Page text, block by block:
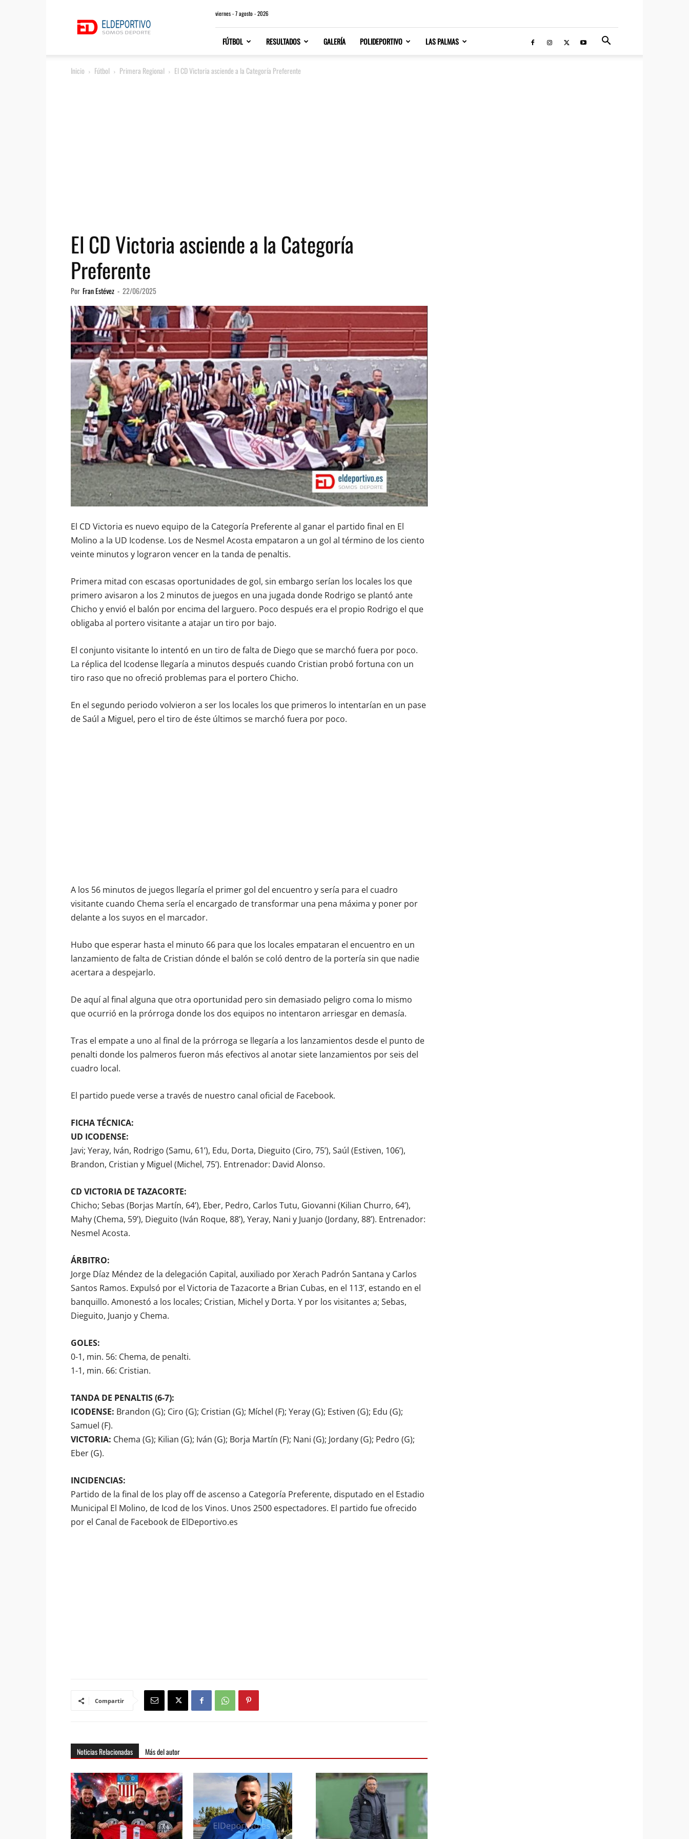
viernes - 7 agosto - 2026
FÚTBOL RESULTADOS GALERÍA POLIDEPORTIVO LAS PALMAS
Inicio Fútbol Primera Regional El CD Victoria asciende a la Categoría Preferente
El CD Victoria asciende a la Categoría
Preferente
Por Fran Estévez - 22/06/2025
El CD Victoria es nuevo equipo de la Categoría Preferente al ganar el partido final en El
Molino a la UD Icodense. Los de Nesmel Acosta empataron a un gol al término de los ciento
veinte minutos y lograron vencer en la tanda de penaltis.
Primera mitad con escasas oportunidades de gol, sin embargo serían los locales los que
primero avisaron a los 2 minutos de juegos en una jugada donde Rodrigo se plantó ante
Chicho y envió el balón por encima del larguero. Poco después era el propio Rodrigo el que
obligaba al portero visitante a atajar un tiro por bajo.
El conjunto visitante lo intentó en un tiro de falta de Diego que se marchó fuera por poco.
La réplica del Icodense llegaría a minutos después cuando Cristian probó fortuna con un
tiro raso que no ofreció problemas para el portero Chicho.
En el segundo periodo volvieron a ser los locales los que primeros lo intentarían en un pase
de Saúl a Miguel, pero el tiro de éste últimos se marchó fuera por poco.
A los 56 minutos de juegos llegaría el primer gol del encuentro y sería para el cuadro
visitante cuando Chema sería el encargado de transformar una pena máxima y poner por
delante a los suyos en el marcador.
Hubo que esperar hasta el minuto 66 para que los locales empataran el encuentro en un
lanzamiento de falta de Cristian dónde el balón se coló dentro de la portería sin que nadie
acertara a despejarlo.
De aquí al final alguna que otra oportunidad pero sin demasiado peligro coma lo mismo
que ocurrió en la prórroga donde los dos equipos no intentaron arriesgar en demasía.
Tras el empate a uno al final de la prórroga se llegaría a los lanzamientos desde el punto de
penalti donde los palmeros fueron más efectivos al anotar siete lanzamientos por seis del
cuadro local.
El partido puede verse a través de nuestro canal oficial de Facebook.
FICHA TÉCNICA:
UD ICODENSE:
Javi; Yeray, Iván, Rodrigo (Samu, 61’), Edu, Dorta, Dieguito (Ciro, 75’), Saúl (Estiven, 106’),
Brandon, Cristian y Miguel (Michel, 75’). Entrenador: David Alonso.
CD VICTORIA DE TAZACORTE:
Chicho; Sebas (Borjas Martín, 64’), Eber, Pedro, Carlos Tutu, Giovanni (Kilian Churro, 64’),
Mahy (Chema, 59’), Dieguito (Iván Roque, 88’), Yeray, Nani y Juanjo (Jordany, 88’). Entrenador:
Nesmel Acosta.
ÁRBITRO:
Jorge Díaz Méndez de la delegación Capital, auxiliado por Xerach Padrón Santana y Carlos
Santos Ramos. Expulsó por el Victoria de Tazacorte a Brian Cubas, en el 113’, estando en el
banquillo. Amonestó a los locales; Cristian, Michel y Dorta. Y por los visitantes a; Sebas,
Dieguito, Juanjo y Chema.
GOLES:
0-1, min. 56: Chema, de penalti.
1-1, min. 66: Cristian.
TANDA DE PENALTIS (6-7):
ICODENSE: Brandon (G); Ciro (G); Cristian (G); Míchel (F); Yeray (G); Estiven (G); Edu (G);
Samuel (F).
VICTORIA: Chema (G); Kilian (G); Iván (G); Borja Martín (F); Nani (G); Jordany (G); Pedro (G);
Eber (G).
INCIDENCIAS:
Partido de la final de los play off de ascenso a Categoría Preferente, disputado en el Estadio
Municipal El Molino, de Icod de los Vinos. Unos 2500 espectadores. El partido fue ofrecido
por el Canal de Facebook de ElDeportivo.es
Compartir
Noticias Relacionadas Más del autor